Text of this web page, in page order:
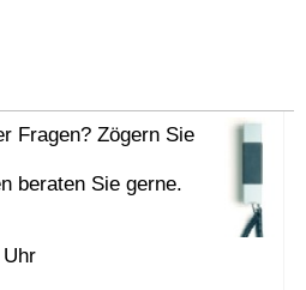
Fragen? Zögern Sie
beraten Sie gerne.